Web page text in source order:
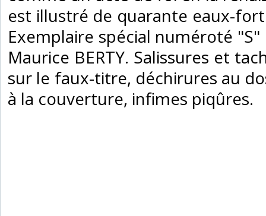
est illustré de quarante eaux-
Exemplaire spécial numéroté
Maurice BERTY. Salissures et
sur le faux-titre, déchirures au
à la couverture, infimes piqûres. ‎